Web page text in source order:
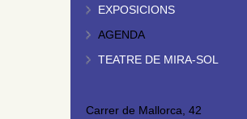
EXPOSICIONS
AGENDA
TEATRE DE MIRA-SOL
Carrer de Mallorca, 42